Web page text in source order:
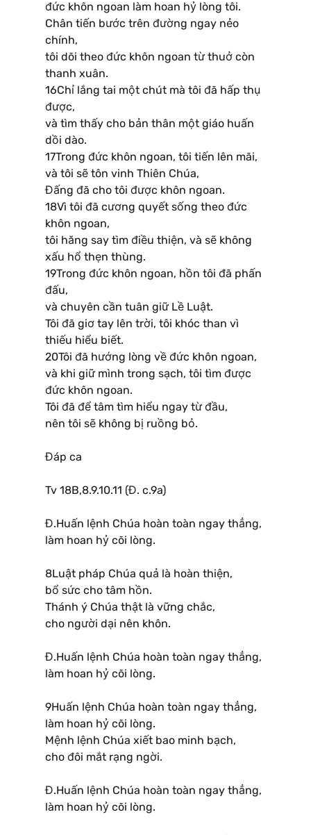
đức khôn ngoan làm hoan hỷ lòng tôi.
Chân tiến bước trên đường ngay nẻo
chính,
tôi dõi theo đức khôn ngoan từ thuở còn
thanh xuân.
16Chỉ lắng tai một chút mà tôi đã hấp thụ
được,
và tìm thấy cho bản thân một giáo huấn
dồi dào.
17Trong đức khôn ngoan, tôi tiến lên mãi,
và tôi sẽ tôn vinh Thiên Chúa,
Đấng đã cho tôi được khôn ngoan.
18Vì tôi đã cương quyết sống theo đức
khôn ngoan,
tôi hăng say tìm điều thiện, và sẽ không
xấu hổ thẹn thùng.
19Trong đức khôn ngoan, hồn tôi đã phấn
đấu,
và chuyên cần tuân giữ Lề Luật.
Tôi đã giơ tay lên trời, tôi khóc than vì
thiếu hiểu biết.
20Tôi đã hướng lòng về đức khôn ngoan,
và khi giữ mình trong sạch, tôi tìm được
đức khôn ngoan.
Tôi đã để tâm tìm hiểu ngay từ đầu,
nên tôi sẽ không bị ruồng bỏ.
Đáp ca
Tv 18B,8.9.10.11 (Đ. c.9a)
Đ.Huấn lệnh Chúa hoàn toàn ngay thẳng,
làm hoan hỷ cõi lòng.
8Luật pháp Chúa quả là hoàn thiện,
bổ sức cho tâm hồn.
Thánh ý Chúa thật là vững chắc,
cho người dại nên khôn.
Đ.Huấn lệnh Chúa hoàn toàn ngay thẳng,
làm hoan hỷ cõi lòng.
9Huấn lệnh Chúa hoàn toàn ngay thẳng,
làm hoan hỷ cõi lòng.
Mệnh lệnh Chúa xiết bao minh bạch,
cho đôi mắt rạng ngời.
Đ.Huấn lệnh Chúa hoàn toàn ngay thẳng,
làm hoan hỷ cõi lòng.